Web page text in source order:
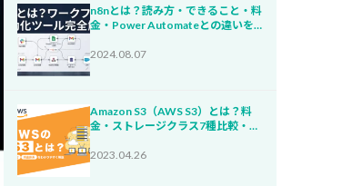
n8nとは？読み方・できること・料
金・Power Automateとの違いを
2024.08.07
Amazon S3（AWS S3）とは？料
金・ストレージクラス7種比較・コ
2023.04.26